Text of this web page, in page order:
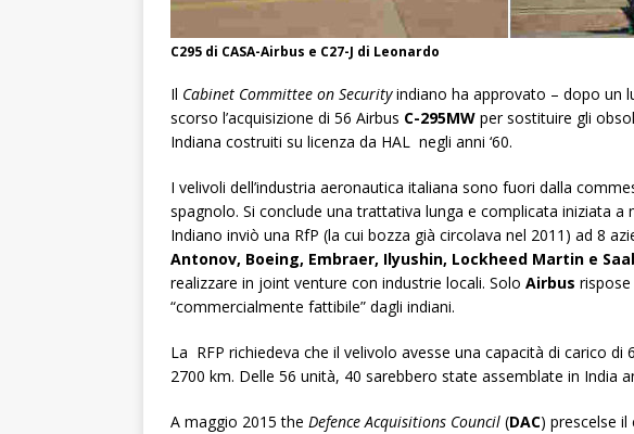
C295 di CASA-Airbus e C27-J di Leonardo
Il Cabinet Committee on Securityindiano ha approvato – dopo un
scorso l’acquisizione di 56 Airbus C-295MW per sostituire gli
Indiana costruiti su licenza da HAL negli anni ‘60.
I velivoli dell’industria aeronautica italiana sono fuori dalla
spagnolo. Si conclude una trattativa lunga e complicata iniziata
Indiano inviò una RfP (la cui bozza già circolava nel 2011) ad 8
Antonov, Boeing, Embraer, Ilyushin, Lockheed Martin e
realizzare in joint venture con industrie locali. Solo Airbus
“commercialmente fattibile” dagli indiani.
La RFP richiedeva che il velivolo avesse una capacità di carico
2700 km. Delle 56 unità, 40 sarebbero state assemblate in India
A maggio 2015 the Defence Acquisitions Council (DAC) prescelse